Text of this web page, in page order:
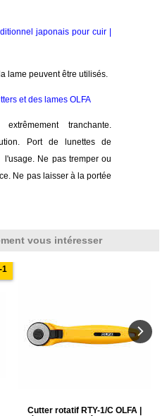
japonais pour cuir |
lame peuvent être utilisés.
et des lames OLFA
tranchante.
Port de lunettes de
Ne pas tremper ou
Ne pas laisser à la portée
vous intéresser
1
Cutter rotatif RTY-1/C OLFA |